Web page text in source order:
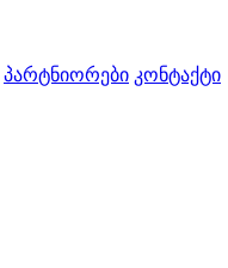
პარტნიორები კონტაქტი